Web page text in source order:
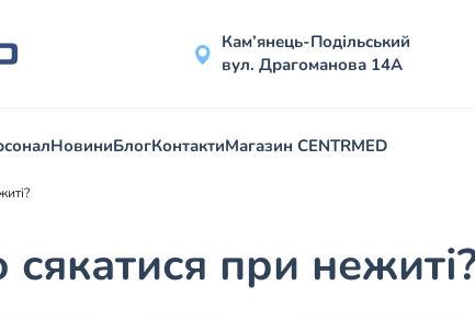
Кам’янець-Подільський
вул. Драгоманова 14А
НовиниБлогКонтактиМагазин CENTRMED
при